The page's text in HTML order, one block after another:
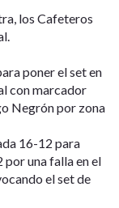
los Cafeteros
poner el set en
con marcador
Negrón por zona
16-12 para
una falla en el
el set de